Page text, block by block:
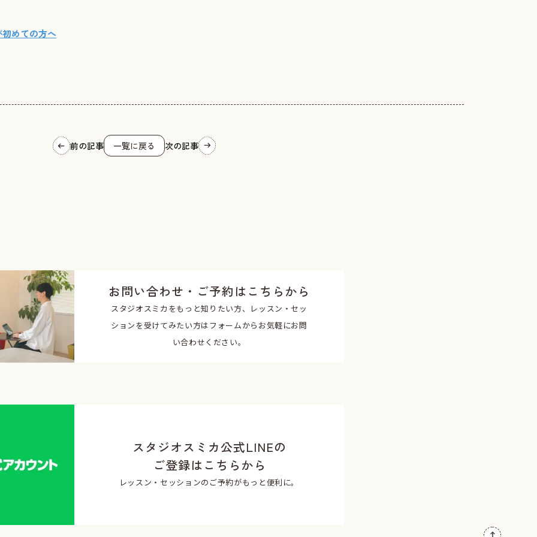
めての方へ
前の記事 一覧に戻る 次の記事
お問い合わせ・ご予約はこちらから
スタジオスミカをもっと知りたい方、レッスン・セッ
ションを受けてみたい方はフォームからお気軽にお問
い合わせください。
スタジオスミカ公式LINEの
ご登録はこちらから
レッスン・セッションのご予約がもっと便利に。